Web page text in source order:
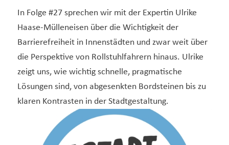
In Folge #27 sprechen wir mit der Expertin Ulrike
Haase-Mülleneisen über die Wichtigkeit der
Barrierefreiheit in Innenstädten und zwar weit über
die Perspektive von Rollstuhlfahrern hinaus. Ulrike
zeigt uns, wie wichtig schnelle, pragmatische
Lösungen sind, von abgesenkten Bordsteinen bis zu
klaren Kontrasten in der Stadtgestaltung.